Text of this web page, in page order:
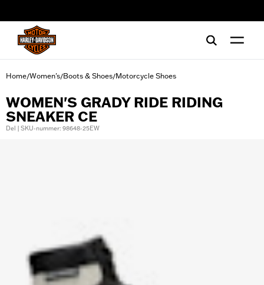
Home/Women's/Boots & Shoes/Motorcycle Shoes
WOMEN'S GRADY RIDE RIDING
SNEAKER CE
Del | SKU-nummer: 98648-25EW